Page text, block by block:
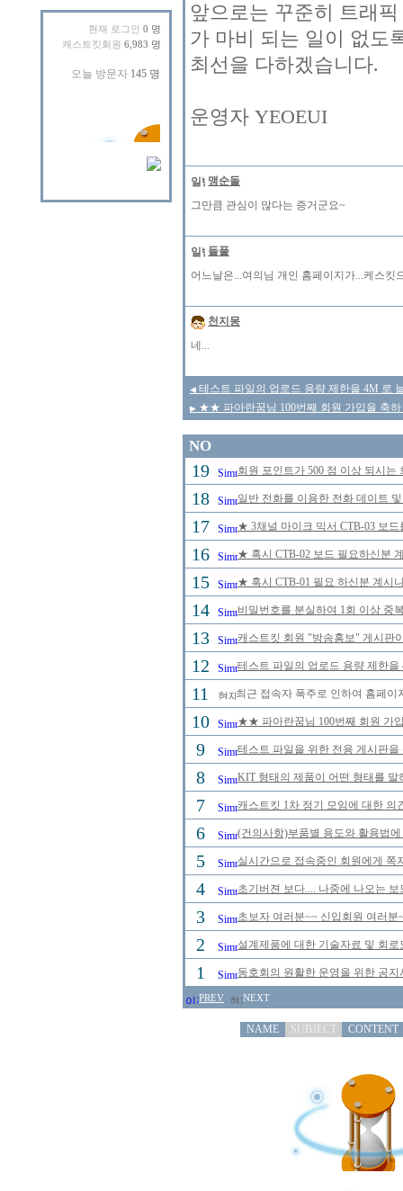
현재 로그인 0 명
캐스트킷회원 6,983 명
앞으로는 꾸준히 트래
가 마비 되는 일이 없도
최선을 다하겠습니다.
운영자 YEOEUI
맹순돌
그만큼 관심이 많다는 증거군요~
들풀
어느날은...여의님 개인 홈페이지가...케스킷
천지몽
네...
◀ 테스트 파일의 업로드 용량 제한을 4M 로
▶ ★★ 파아란꿈님 100번째 회원 가입을 축
NO
19 회원 포인트가 500 점 이상 되시
18 일반 전화를 이용한 전화 데이트
17 ★ 3채널 마이크 믹서 CTB-03 보
16 ★ 혹시 CTB-02 보드 필요하신분
15 ★ 혹시 CTB-01 필요 하신분 계시
14 비밀번호를 분실하여 1회 이상 중
13 캐스트킷 회원 "방송홍보" 게시판
12 테스트 파일의 업로드 용량 제한
11 최근 접속자 폭주로 인하여 홈페
10 ★★ 파아란꿈님 100번째 회원 가
9 테스트 파일을 위한 전용 게시판
8 KIT 형태의 제품이 어떤 형태를
7 캐스트킷 1차 정기 모임에 대한 의
6 (건의사항)부품별 용도와 활용법
5 실시간으로 접속중인 회원에게 쪽
4 초기버젼 보다.... 나중에 나오는
3 초보자 여러분~~ 신입회원 여러
2 설계제품에 대한 기술자료 및 회
1 동호회의 원활한 운영을 위한 공
PREV NEXT